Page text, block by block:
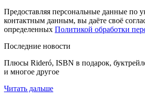
Предоставляя персональные данные по
контактным данным, вы даёте своё
определенных Политикой обработки
Последние новости
Плюсы Rideró, ISBN в подарок,
и многое другое
Читать дальше